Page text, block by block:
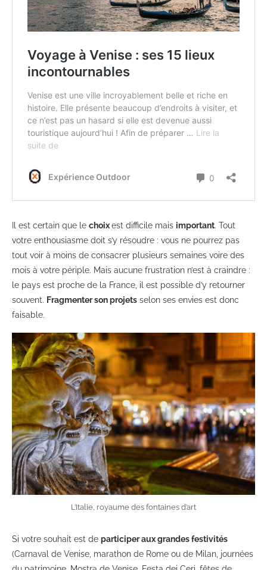
Il est certain que le choixest difficile mais important. Tout
votre enthousiasme doit s’y résoudre : vous ne pourrez pas
tout voir à moins de consacrer plusieurs semaines voire des
mois à votre périple. Mais aucune frustration n’est à craindre :
le pays est proche de la France, il est possible d’y retourner
souvent. Fragmenter son projets selon ses envies est donc
faisable.
L’Italie, royaume des fontaines d’art
Si votre souhait est de participer aux grandes festivités
(Carnaval de Venise, marathon de Rome ou de Milan, journées